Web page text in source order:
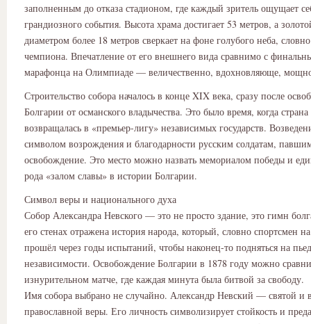
заполненным до отказа стадионом, где каждый зритель ощущает
грандиозного события. Высота храма достигает 53 метров, а
диаметром более 18 метров сверкает на фоне голубого неба,
чемпиона. Впечатление от его внешнего вида сравнимо с
марафонца на Олимпиаде — величественно, вдохновляюще,
Строительство собора началось в конце XIX века, сразу после
Болгарии от османского владычества. Это было время, когда
возвращалась в «премьер-лигу» независимых государств.
символом возрождения и благодарности русским солдатам,
освобождение. Это место можно назвать мемориалом победы и
рода «залом славы» в истории Болгарии.
Символ веры и национального духа
Собор Александра Невского — это не просто здание, это гимн
его стенах отражена история народа, который, словно спортсмен
прошёл через годы испытаний, чтобы наконец-то подняться на
независимости. Освобождение Болгарии в 1878 году можно
изнурительном матче, где каждая минута была битвой за свободу.
Имя собора выбрано не случайно. Александр Невский — святой и
православной веры. Его личность символизирует стойкость и